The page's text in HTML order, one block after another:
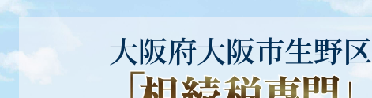
大阪府大阪市生野区